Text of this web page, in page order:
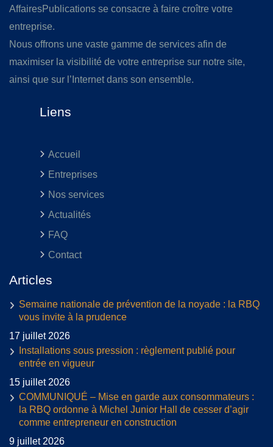
AffairesPublications se consacre à faire croître votre
entreprise.
Nous offrons une vaste gamme de services afin de
maximiser la visibilité de votre entreprise sur notre site,
ainsi que sur l’Internet dans son ensemble.
Liens
Accueil
Entreprises
Nos services
Actualités
FAQ
Contact
Articles
Semaine nationale de prévention de la noyade : la RBQ
vous invite à la prudence
17 juillet 2026
Installations sous pression : règlement publié pour
entrée en vigueur
15 juillet 2026
COMMUNIQUÉ – Mise en garde aux consommateurs :
la RBQ ordonne à Michel Junior Hall de cesser d’agir
comme entrepreneur en construction
9 juillet 2026